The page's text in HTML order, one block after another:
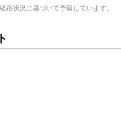
路状況に基づいて予報しています。